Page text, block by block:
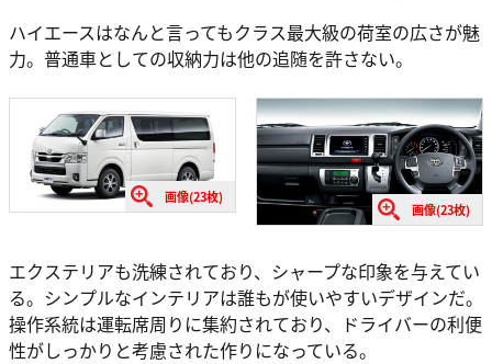
ハイエースはなんと言ってもクラス最大級の荷室の広さが魅
力。普通車としての収納力は他の追随を許さない。
画像(23枚)
画像(23枚)
エクステリアも洗練されており、シャープな印象を与えてい
る。シンプルなインテリアは誰もが使いやすいデザインだ。
操作系統は運転席周りに集約されており、ドライバーの利便
性がしっかりと考慮された作りになっている。